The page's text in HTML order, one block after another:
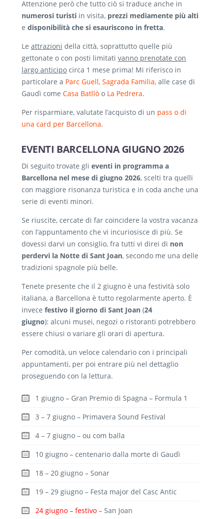
Attenzione però che tutto ciò si traduce anche in
numerosi turisti in visita, prezzi mediamente più alti
e disponibilità che si esauriscono in fretta.
Le attrazioni della città, soprattutto quelle più
gettonate o con posti limitati vanno prenotate con
largo anticipo circa 1 mese prima! Mi riferisco in
particolare a Parc Guell, Sagrada Familia, alle case di
Gaudì come Casa Batllò o La Pedrera.
Per risparmiare, valutate l’acquisto di un pass o di
una card per Barcellona.
EVENTI BARCELLONA GIUGNO 2026
Di seguito trovate gli eventi in programma a
Barcellona nel mese di giugno 2026, scelti tra quelli
con maggiore risonanza turistica e in coda anche una
serie di eventi minori.
Se riuscite, cercate di far coincidere la vostra vacanza
con l’appuntamento che vi incuriosisce di più. Se
dovessi darvi un consiglio, fra tutti vi direi di non
perdervi la Notte di Sant Joan, secondo me una delle
tradizioni spagnole più belle.
Tenete presente che il 2 giugno è una festività solo
italiana, a Barcellona è tutto regolarmente aperto. È
invece festivo il giorno di Sant Joan (24
giugno): alcuni musei, negozi o ristoranti potrebbero
essere chiusi o variare gli orari di apertura.
Per comodità, un veloce calendario con i principali
appuntamenti, per poi entrare più nel dettaglio
proseguendo con la lettura.
1 giugno – Gran Premio di Spagna – Formula 1
3 – 7 giugno – Primavera Sound Festival
4 – 7 giugno – ou com balla
10 giugno – centenario dalla morte di Gaudì
18 – 20 giugno – Sonar
19 – 29 giugno – Festa major del Casc Antic
24 giugno – festivo – San Joan